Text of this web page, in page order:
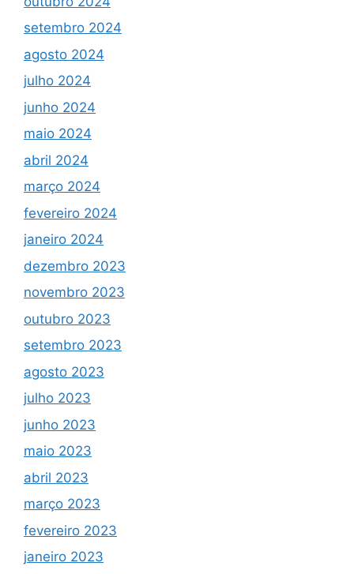
setembro 2024
agosto 2024
julho 2024
junho 2024
maio 2024
abril 2024
março 2024
fevereiro 2024
janeiro 2024
dezembro 2023
novembro 2023
outubro 2023
setembro 2023
agosto 2023
julho 2023
junho 2023
maio 2023
abril 2023
março 2023
fevereiro 2023
janeiro 2023